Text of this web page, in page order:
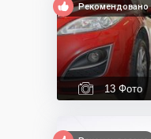
Рекомендовано
13 Фото